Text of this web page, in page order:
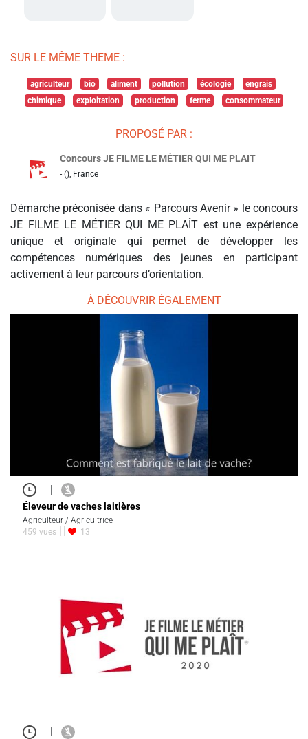
SUR LE MÊME THEME :
agriculteur bio aliment pollution écologie
engrais
chimique
exploitation production ferme consommateur
PROPOSÉ PAR :
Concours JE FILME LE MÉTIER QUI ME PLAIT
- (), France
Démarche préconisée dans « Parcours Avenir » le concours
JE FILME LE MÉTIER QUI ME PLAÎT est une expérience
unique et originale qui permet de développer les
compétences numériques des jeunes en participant
activement à leur parcours d’orientation.
À DÉCOUVRIR ÉGALEMENT
|
Éleveur de vaches laitières
Agriculteur / Agricultrice
459 vues
13
|